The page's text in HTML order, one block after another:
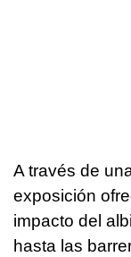
A través de
exposición
impacto del
hasta las